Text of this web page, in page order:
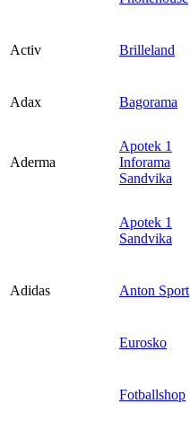
Activ Brilleland
Adax Bagorama
Aderma
Apotek 1
Inforama
Sandvika
Apotek 1
Sandvika
Adidas Anton Sport
Eurosko
Fotballshop